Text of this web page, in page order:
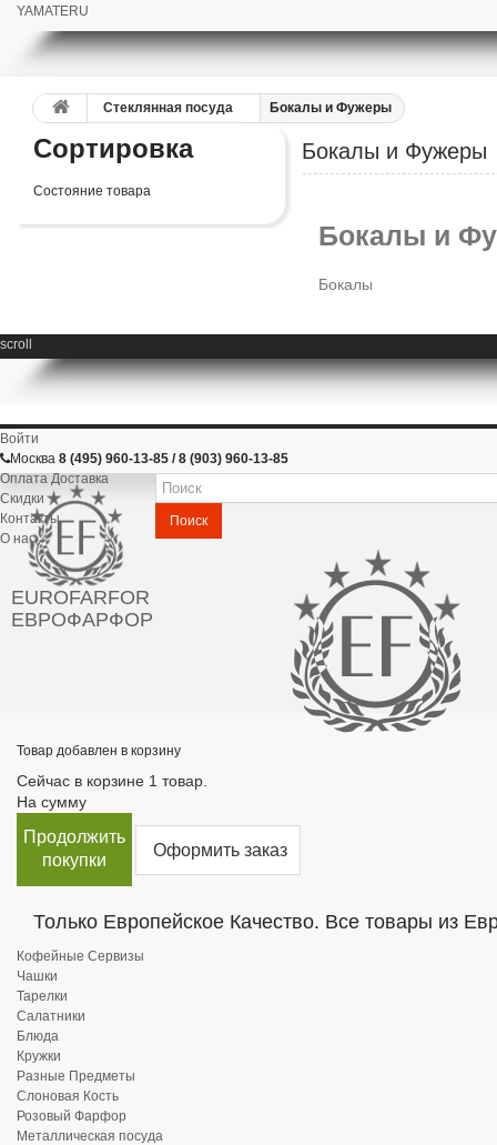
YAMATERU
Стеклянная посуда Бокалы и Фужеры
Сортировка
Состояние товара
Бокалы и Фужеры
Бокалы и
Бокалы
scroll
Войти
Москва 8 (495) 960-13-85 / 8 (903) 960-13-85
Оплата Доставка
Скидки
Контакты
О нас
EUROFARFOR
ЕВРОФАРФОР
Поиск
Товар добавлен в корзину
Сейчас в корзине 1 товар.
На сумму
Продолжить
покупки
Оформить заказ
Только Европейское Качество. Все товары из
Кофейные Сервизы
Чашки
Тарелки
Салатники
Блюда
Кружки
Разные Предметы
Слоновая Кость
Розовый Фарфор
Металлическая посуда